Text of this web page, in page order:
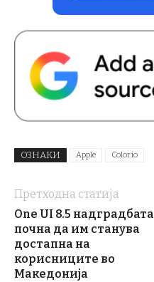
ОЗНАКИ Apple Color.io
Претходна статија
One UI 8.5 надградбата
почна да им станува
достапна на
корисниците во
Македонија